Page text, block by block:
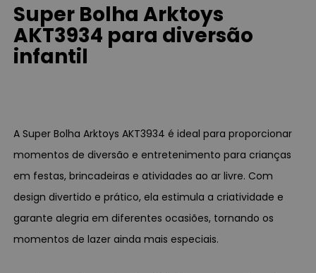
Super Bolha Arktoys
AKT3934 para diversão
infantil
A Super Bolha Arktoys AKT3934 é ideal para proporcionar
momentos de diversão e entretenimento para crianças
em festas, brincadeiras e atividades ao ar livre. Com
design divertido e prático, ela estimula a criatividade e
garante alegria em diferentes ocasiões, tornando os
momentos de lazer ainda mais especiais.